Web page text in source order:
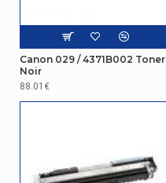
Canon 029 / 4371B002 Toner
Noir
88.01€